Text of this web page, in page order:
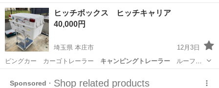
日128日★クリーンルーム内作業★マイカー通勤OK＆無料駐車場あり
★就業先食堂利用可！日払い制度あり！《茨城県常陸大宮市》 人気の
工場のお仕事 ◇コネクタ製造工...
茨城 常陸大宮市 静駅
ヒッチボックス ヒッチキャリア
40,000円
埼玉県 本庄市
12月3日
ピングカー カーゴトレーラー キャンピングトレーラールーフキ
ャリア